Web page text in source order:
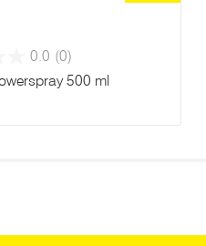
0.0 (0)
500 ml